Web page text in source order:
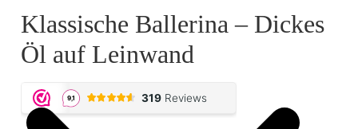
Klassische Ballerina – Dickes
Öl auf Leinwand